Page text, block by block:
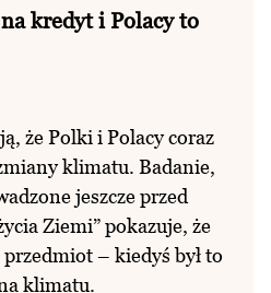
kredyt i Polacy to
że Polki i Polacy coraz
klimatu. Badanie,
jeszcze przed
Ziemi” pokazuje, że
– kiedyś był to
klimatu.